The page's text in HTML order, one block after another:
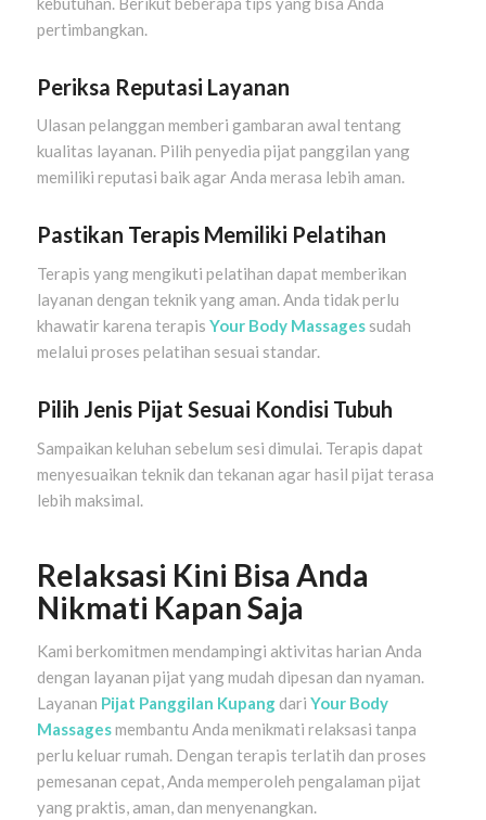
pertimbangkan.
Periksa Reputasi Layanan
Ulasan pelanggan memberi gambaran awal tentang
kualitas layanan. Pilih penyedia pijat panggilan yang
memiliki reputasi baik agar Anda merasa lebih aman.
Pastikan Terapis Memiliki Pelatihan
Terapis yang mengikuti pelatihan dapat memberikan
layanan dengan teknik yang aman. Anda tidak perlu
khawatir karena terapis Your Body Massagessudah
melalui proses pelatihan sesuai standar.
Pilih Jenis Pijat Sesuai Kondisi Tubuh
Sampaikan keluhan sebelum sesi dimulai. Terapis dapat
menyesuaikan teknik dan tekanan agar hasil pijat terasa
lebih maksimal.
Relaksasi Kini Bisa Anda
Nikmati Kapan Saja
Kami berkomitmen mendampingi aktivitas harian Anda
dengan layanan pijat yang mudah dipesan dan nyaman.
Layanan Pijat Panggilan Kupangdari Your Body
Massagesmembantu Anda menikmati relaksasi tanpa
perlu keluar rumah. Dengan terapis terlatih dan proses
pemesanan cepat, Anda memperoleh pengalaman pijat
yang praktis, aman, dan menyenangkan.